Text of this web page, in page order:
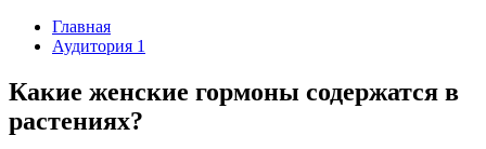
Главная
Аудитория 1
Какие женские гормоны содержатся в
растениях?